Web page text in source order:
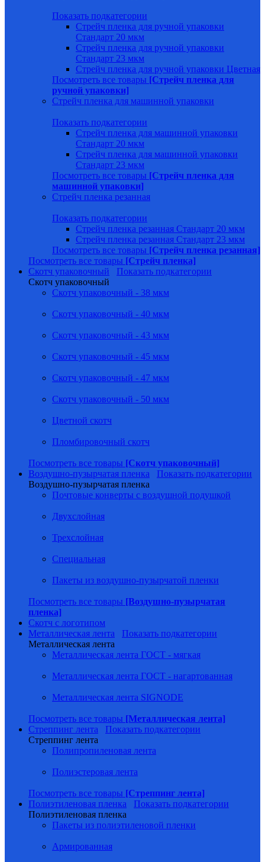
Показать подкатегории
Стрейч пленка для ручной упаковки
Стандарт 20 мкм
Стрейч пленка для ручной упаковки
Стандарт 23 мкм
Стрейч пленка для ручной упаковки Цветная
Посмотреть все товары [Стрейч пленка для
ручной упаковки]
Стрейч пленка для машинной упаковки
Показать подкатегории
Стрейч пленка для машинной упаковки
Стандарт 20 мкм
Стрейч пленка для машинной упаковки
Стандарт 23 мкм
Посмотреть все товары [Стрейч пленка для
машинной упаковки]
Стрейч пленка резанная
Показать подкатегории
Стрейч пленка резанная Стандарт 20 мкм
Стрейч пленка резанная Стандарт 23 мкм
Посмотреть все товары [Стрейч пленка резанная]
Посмотреть все товары [Стрейч пленка]
Скотч упаковочный
Показать подкатегории
Скотч упаковочный
Скотч упаковочный - 38 мкм
Скотч упаковочный - 40 мкм
Скотч упаковочный - 43 мкм
Скотч упаковочный - 45 мкм
Скотч упаковочный - 47 мкм
Скотч упаковочный - 50 мкм
Цветной скотч
Пломбировочный скотч
Посмотреть все товары [Скотч упаковочный]
Воздушно-пузырчатая пленка
Показать подкатегории
Воздушно-пузырчатая пленка
Почтовые конверты с воздушной подушкой
Двухслойная
Трехслойная
Специальная
Пакеты из воздушно-пузырчатой пленки
Посмотреть все товары [Воздушно-пузырчатая
пленка]
Скотч с логотипом
Металлическая лента
Показать подкатегории
Металлическая лента
Металлическая лента ГОСТ - мягкая
Металлическая лента ГОСТ - нагартованная
Металлическая лента SIGNODE
Посмотреть все товары [Металлическая лента]
Стреппинг лента
Показать подкатегории
Стреппинг лента
Полипропиленовая лента
Полиэстеровая лента
Посмотреть все товары [Стреппинг лента]
Полиэтиленовая пленка
Показать подкатегории
Полиэтиленовая пленка
Пакеты из полиэтиленовой пленки
Армированная